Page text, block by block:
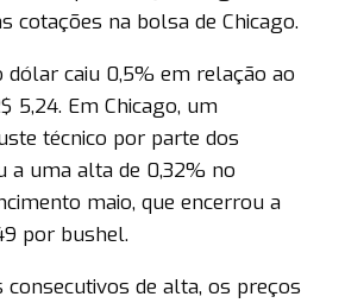
cotações na bolsa de Chicago.
dólar caiu 0,5% em relação ao
5,24. Em Chicago, um
técnico por parte dos
a uma alta de 0,32% no
maio, que encerrou a
por bushel.
consecutivos de alta, os preços